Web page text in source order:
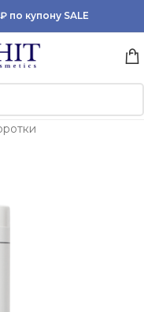
по купону SALE